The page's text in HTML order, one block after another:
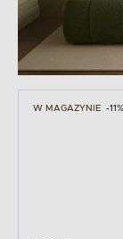
W MAGAZYNIE -11%